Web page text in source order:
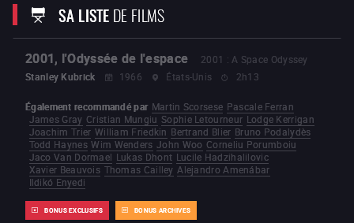
SA LISTEDE FILMS
2001, l'Odyssée de l'espace
2001 : A Space Odyssey
Stanley Kubrick
1966 États-Unis 2h13
BONUS EXCLUSIFS BONUS ARCHIVES
Également recommandé par Martin Scorsese Pascale Ferran
James Gray Cristian Mungiu Sophie Letourneur Lodge Kerrigan
Joachim Trier William Friedkin Bertrand Blier Bruno Podalydès
Todd Haynes Wim Wenders John Woo Corneliu Porumboiu
Jaco Van Dormael Lukas Dhont Lucile Hadzihalilovic
Xavier Beauvois Thomas Cailley Alejandro Amenábar
Ildikó Enyedi